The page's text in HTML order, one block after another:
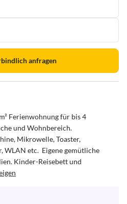
anfragen
Ferienwohnung für bis 4
und Wohnbereich.
Mikrowelle, Toaster,
WLAN etc.  Eigene gemütliche
Kinder-Reisebett und